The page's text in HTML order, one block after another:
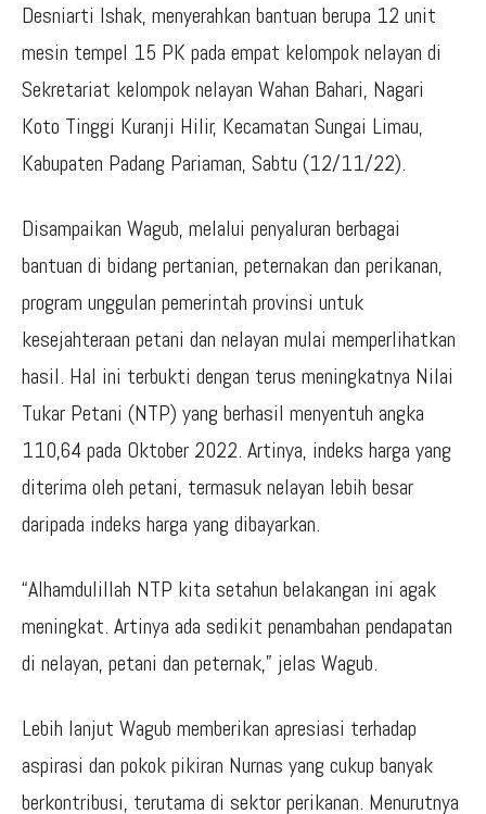
Desniarti Ishak, menyerahkan bantuan berupa 12 unit
mesin tempel 15 PK pada empat kelompok nelayan di
Sekretariat kelompok nelayan Wahan Bahari, Nagari
Koto Tinggi Kuranji Hilir, Kecamatan Sungai Limau,
Kabupaten Padang Pariaman, Sabtu (12/11/22).
Disampaikan Wagub, melalui penyaluran berbagai
bantuan di bidang pertanian, peternakan dan perikanan,
program unggulan pemerintah provinsi untuk
kesejahteraan petani dan nelayan mulai memperlihatkan
hasil. Hal ini terbukti dengan terus meningkatnya Nilai
Tukar Petani (NTP) yang berhasil menyentuh angka
110,64 pada Oktober 2022. Artinya, indeks harga yang
diterima oleh petani, termasuk nelayan lebih besar
daripada indeks harga yang dibayarkan.
“Alhamdulillah NTP kita setahun belakangan ini agak
meningkat. Artinya ada sedikit penambahan pendapatan
di nelayan, petani dan peternak,” jelas Wagub.
Lebih lanjut Wagub memberikan apresiasi terhadap
aspirasi dan pokok pikiran Nurnas yang cukup banyak
berkontribusi, terutama di sektor perikanan. Menurutnya